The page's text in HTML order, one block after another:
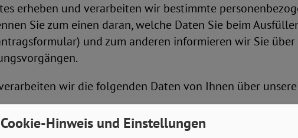
erheben und verarbeiten wir bestimmte
Sie zum einen daran, welche Daten Sie beim
und zum anderen informieren wir Sie
wir die folgenden Daten von Ihnen über
Cookie-Hinweis und Einstellungen